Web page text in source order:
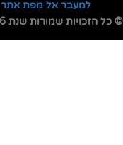
למעבר אל מפת אתר
© כל הזכויות שמורות שנת 2026 ©